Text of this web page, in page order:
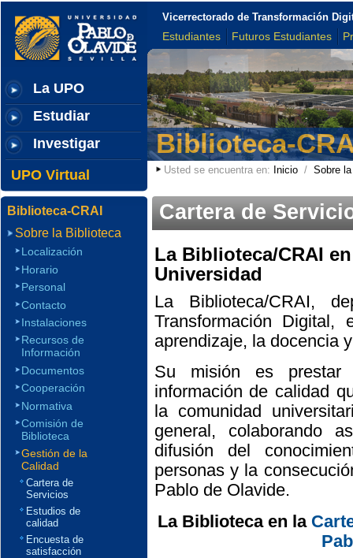
La UPO
Estudiar
Investigar
UPO Virtual
Vicerrectorado de Transformación
Estudiantes Futuros Estudiantes
Biblioteca-
Usted se encuentra en: Inicio/ Sobre
Cartera de
La Biblioteca/CRAI
Universidad
La Biblioteca/CRAI,
Transformación
aprendizaje, la docencia
Su misión es prestar
información de calidad
la comunidad
general, colaborando
difusión del
personas y la
Pablo de Olavide.
La Biblioteca en la
Biblioteca-CRAI
Sobre la Biblioteca
Localización
Horario
Personal
Contacto
Instalaciones
Recursos de
Información
Documentos
Cooperación
Normativa
Comisión de
Biblioteca
Gestión de la
Calidad
Cartera de
Servicios
Estudios de
calidad
Encuesta de
satisfacción